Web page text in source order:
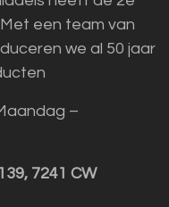
een team van
we al 50 jaar
–
7241 CW